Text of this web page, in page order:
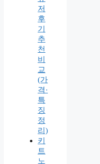
저
후
기
추
천
비
교
(가
격·
특
징
정
리)
키
트
노